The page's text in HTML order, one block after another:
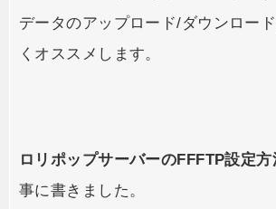
データのアップロード/ダウンロー
くオススメします。
ロリポップサーバーのFFFTP設定方
事に書きました。